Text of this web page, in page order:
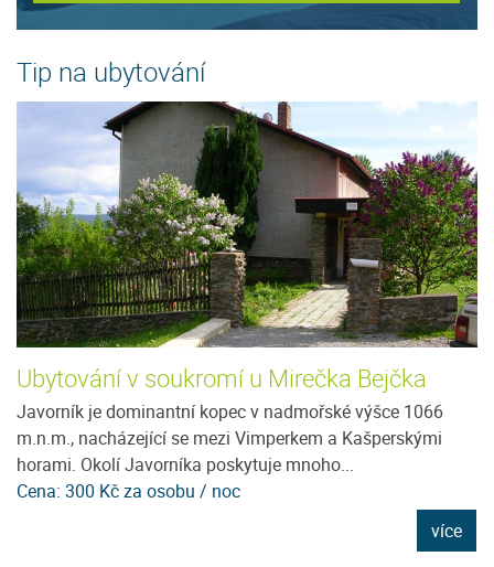
Tip na ubytování
Ubytování v soukromí u Mirečka Bejčka
Javorník je dominantní kopec v nadmořské výšce 1066
m.n.m., nacházející se mezi Vimperkem a Kašperskými
horami. Okolí Javorníka poskytuje mnoho...
Cena: 300 Kč za osobu / noc
více